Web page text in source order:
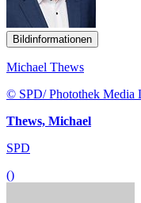
Bildinformationen
Michael Thews
© SPD/ Photothek Media
Thews, Michael
SPD
()